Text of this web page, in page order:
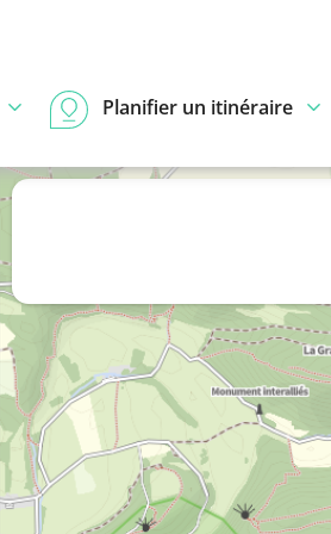
Planifier un itinéraire